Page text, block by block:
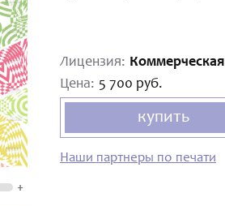
+
Лицензия: Коммерческая
Цена: 5 700 руб.
купить
Наши партнеры по печати